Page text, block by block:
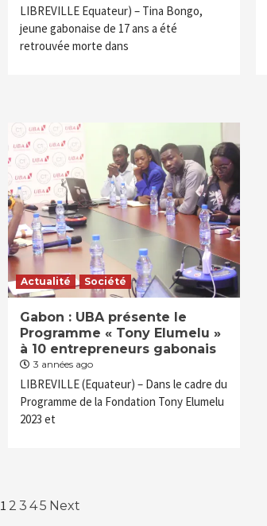
LIBREVILLE Equateur) – Tina Bongo,
jeune gabonaise de 17 ans a été
retrouvée morte dans
Actualité Société
Gabon : UBA présente le
Programme « Tony Elumelu »
à 10 entrepreneurs gabonais
3 années ago
LIBREVILLE (Equateur) – Dans le cadre du
Programme de la Fondation Tony Elumelu
2023 et
Navigation
1 2 3 45 Next